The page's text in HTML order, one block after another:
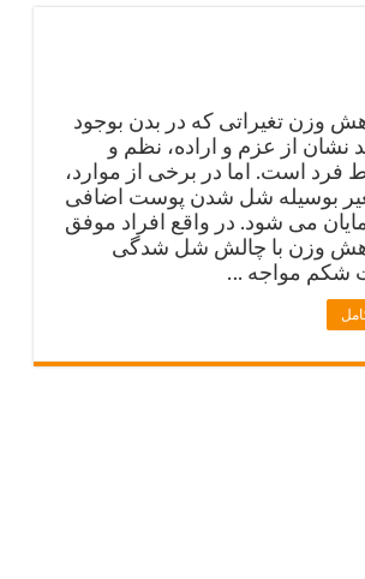
وزن تغیراتی که در بدن بوجود
نشان از عزم و اراده، نظم و
فرد است. اما در برخی از موارد،
بوسیله شل شدن پوست اضافی
می شود. در واقع افراد موفق
وزن با چالش شل شدگی
شکم مواجه …